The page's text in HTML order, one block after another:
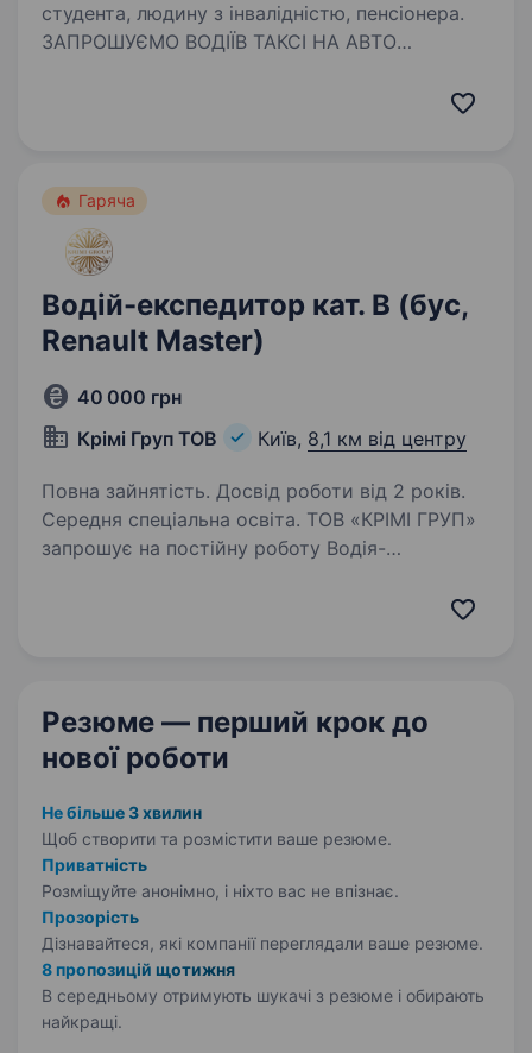
студента, людину з інвалідністю, пенсіонера.
ЗАПРОШУЄМО ВОДІЇВ ТАКСІ НА АВТО
безкоштовним житлом!…
Гаряча
Водій-експедитор кат. В (бус,
Renault Master)
40 000 грн
Крімі Груп ТОВ
Київ, 8,1 км від центру
Повна зайнятість. Досвід роботи від 2 років.
Середня спеціальна освіта. ТОВ «КРІМІ ГРУП»
запрошує на постiйну роботу Водія-
спеціалізується на виробництві та продажу
Резюме — перший крок до
нової роботи
Не більше 3 хвилин
Щоб створити та розмістити ваше резюме.
Приватність
Розміщуйте анонімно, і ніхто вас не впізнає.
Прозорість
Дізнавайтеся, які компанії переглядали ваше резюме.
8 пропозицій щотижня
В середньому отримують шукачі з резюме і обирають
найкращі.